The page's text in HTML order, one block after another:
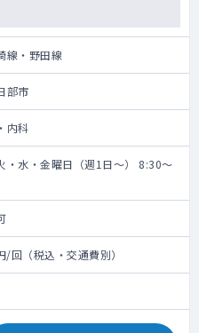
線・野田線
部市
内科
・水・金曜日（週1日～） 8:30～
回（税込・交通費別）